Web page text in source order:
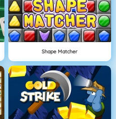
Shape Matcher